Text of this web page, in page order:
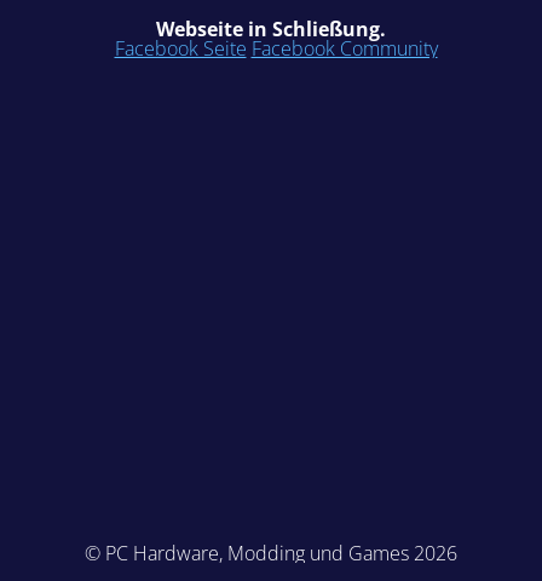
Webseite in Schließung.
Facebook Seite Facebook Community
© PC Hardware, Modding und Games 2026